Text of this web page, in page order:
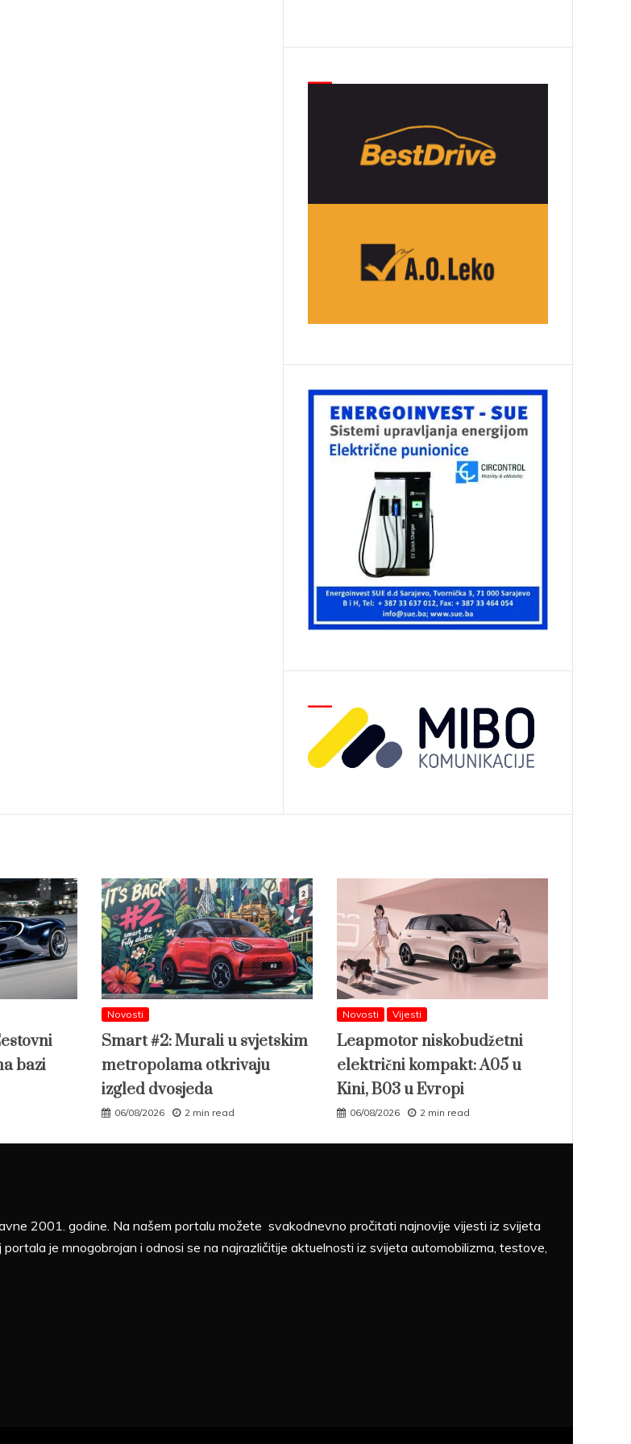
bazi
Novosti
Smart #2: Murali u svjetskim
metropolama otkrivaju
izgled dvosjeda
06/08/2026 2 min read
Novosti Vijesti
Leapmotor niskobudžetni
električni kompakt: A05 u
Kini, B03 u Evropi
06/08/2026 2 min read
2001. godine. Na našem portalu možete svakodnevno pročitati najnovije vijesti iz svijeta
je mnogobrojan i odnosi se na najrazličitije aktuelnosti iz svijeta automobilizma, testove,